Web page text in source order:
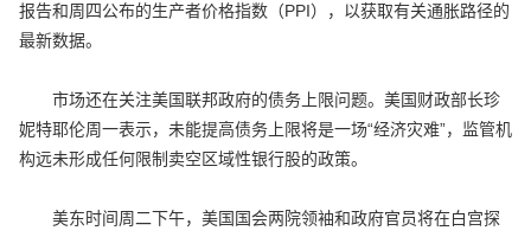
报告和周四公布的生产者价格指数（PPI），以获取有关通胀路径的
最新数据。
市场还在关注美国联邦政府的债务上限问题。美国财政部长珍
妮特耶伦周一表示，未能提高债务上限将是一场“经济灾难”，监管机
构远未形成任何限制卖空区域性银行股的政策。
美东时间周二下午，美国国会两院领袖和政府官员将在白宫探